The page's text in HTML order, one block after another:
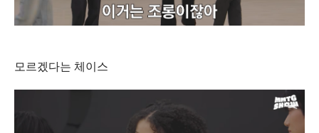
모르겠다는 체이스